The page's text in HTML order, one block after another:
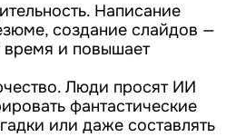
Написание
создание слайдов —
время и повышает
Люди просят ИИ
фантастические
или даже составлять